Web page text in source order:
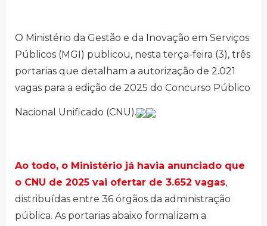
O Ministério da Gestão e da Inovação em Serviços
Públicos (MGI) publicou, nesta terça-feira (3), três
portarias que detalham a autorização de 2.021
vagas para a edição de 2025 do Concurso Público
Nacional Unificado (CNU).
Ao todo, o Ministério já havia anunciado que
o CNU de 2025 vai ofertar de 3.652 vagas,
distribuídas entre 36 órgãos da administração
pública. As portarias abaixo formalizam a